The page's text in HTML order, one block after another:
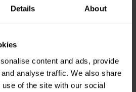
Details About
content and ads, provide
analyse traffic. We also share
of the site with our social
телематичних даних, таких